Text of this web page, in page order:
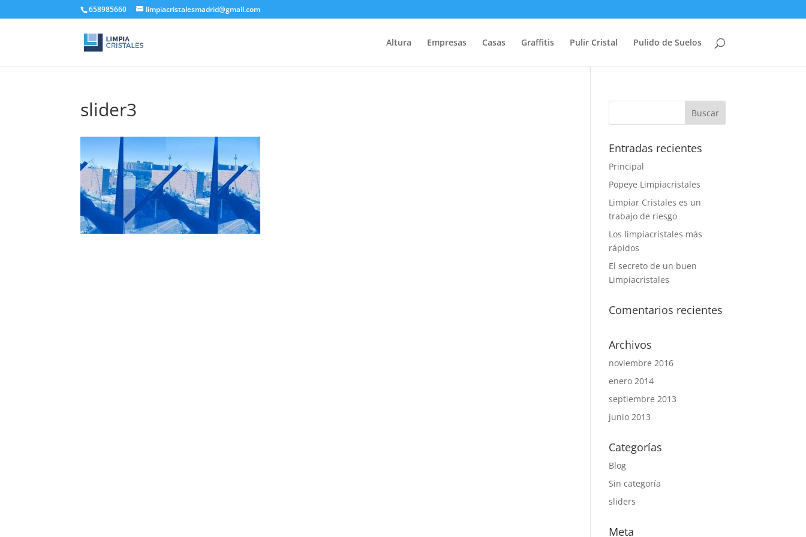
658985660 limpiacristalesmadrid@gmail.com
Altura Empresas Casas Graffitis Pulir Cristal Pulido de Suelos
slider3
Entradas recientes
Principal
Popeye Limpiacristales
Limpiar Cristales es un
trabajo de riesgo
Los limpiacristales más
rápidos
El secreto de un buen
Limpiacristales
Comentarios recientes
Archivos
noviembre 2016
enero 2014
septiembre 2013
junio 2013
Categorías
Blog
Sin categoría
sliders
Meta